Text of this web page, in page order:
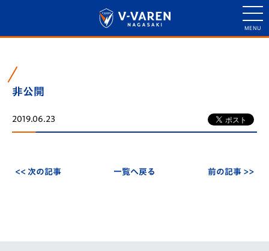
非公開
2019.06.23
<< 次の記事 一覧へ戻る 前の記事 >>